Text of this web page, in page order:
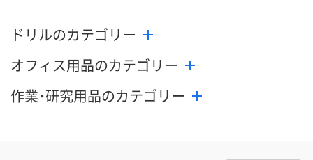
ドリルのカテゴリー
オフィス用品のカテゴリー
作業・研究用品のカテゴリー